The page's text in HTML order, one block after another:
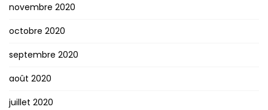
novembre 2020
octobre 2020
septembre 2020
août 2020
juillet 2020